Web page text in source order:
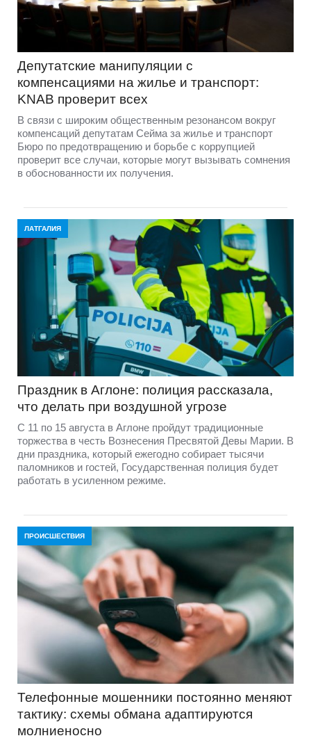
Депутатские манипуляции с
компенсациями на жилье и транспорт:
KNAB проверит всех
В связи с широким общественным резонансом вокруг
компенсаций депутатам Сейма за жилье и транспорт
Бюро по предотвращению и борьбе с коррупцией
проверит все случаи, которые могут вызывать сомнения
в обоснованности их получения.
ЛАТГАЛИЯ
Праздник в Аглоне: полиция рассказала,
что делать при воздушной угрозе
С 11 по 15 августа в Аглоне пройдут традиционные
торжества в честь Вознесения Пресвятой Девы Марии. В
дни праздника, который ежегодно собирает тысячи
паломников и гостей, Государственная полиция будет
работать в усиленном режиме.
ПРОИСШЕСТВИЯ
Телефонные мошенники постоянно меняют
тактику: схемы обмана адаптируются
молниеносно